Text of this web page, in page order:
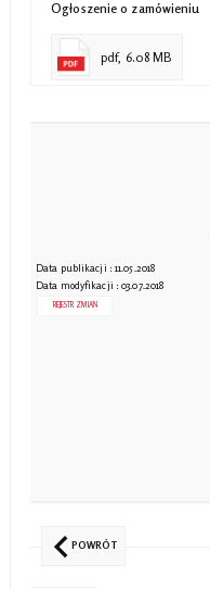
Ogłoszenie o zamówieniu
pdf, 6.08 MB
Data publikacji : 11.05.2018
Data modyfikacji : 03.07.2018
REJESTR ZMIAN
POWRÓT